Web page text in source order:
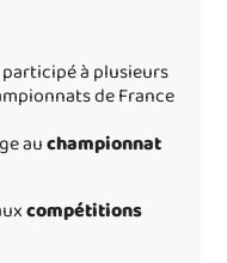
à plusieurs
de France
auchampionnat
compétitions